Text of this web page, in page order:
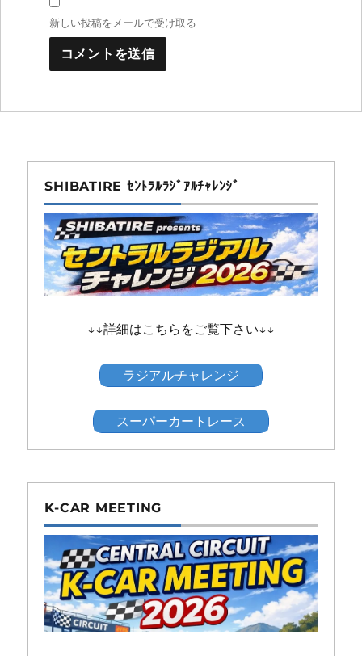
新しい投稿をメールで受け取る
SHIBATIRE ｾﾝﾄﾗﾙﾗｼﾞｱﾙﾁｬﾚﾝｼﾞ
↓↓詳細はこちらをご覧下さい↓↓
ラジアルチャレンジ
スーパーカートレース
K-CAR MEETING